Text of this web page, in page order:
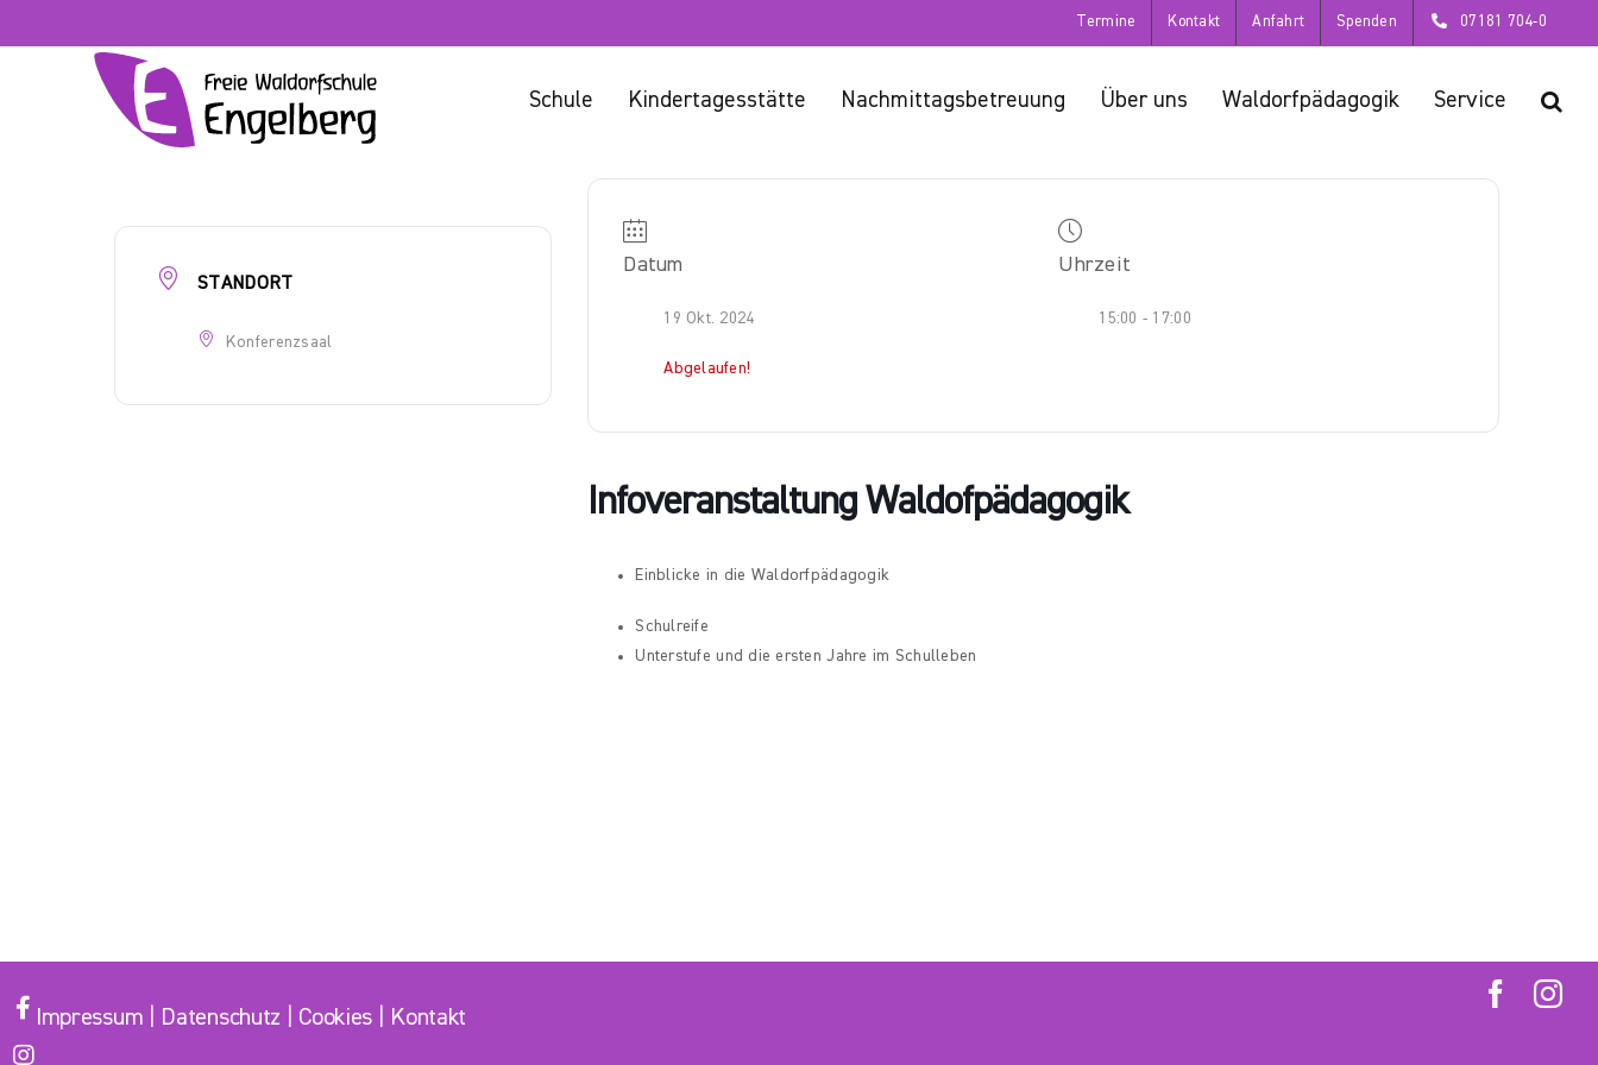
Inhalt
Termine Kontakt Anfahrt Spenden 07181 704-0
Schule Kindertagesstätte Nachmittagsbetreuung Über uns Waldorfpädagogik Service
STANDORT
Konferenzsaal
Datum
19 Okt. 2024
Abgelaufen!
Uhrzeit
15:00 - 17:00
Infoveranstaltung Waldofpädagogik
Einblicke in die Waldorfpädagogik
Schulreife
Unterstufe und die ersten Jahre im Schulleben
Impressum Datenschutz Cookies Kontakt